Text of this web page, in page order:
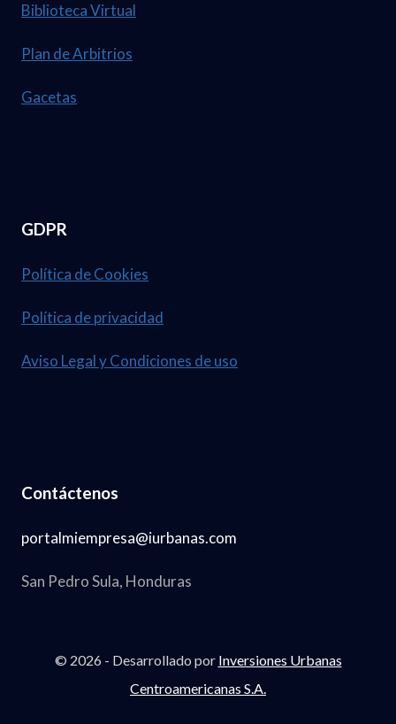
Biblioteca Virtual
Plan de Arbitrios
Gacetas
GDPR
Política de Cookies
Política de privacidad
Aviso Legal y Condiciones de uso
Contáctenos
portalmiempresa@iurbanas.com
San Pedro Sula, Honduras
© 2026 - Desarrollado por Inversiones Urbanas
Centroamericanas S.A.